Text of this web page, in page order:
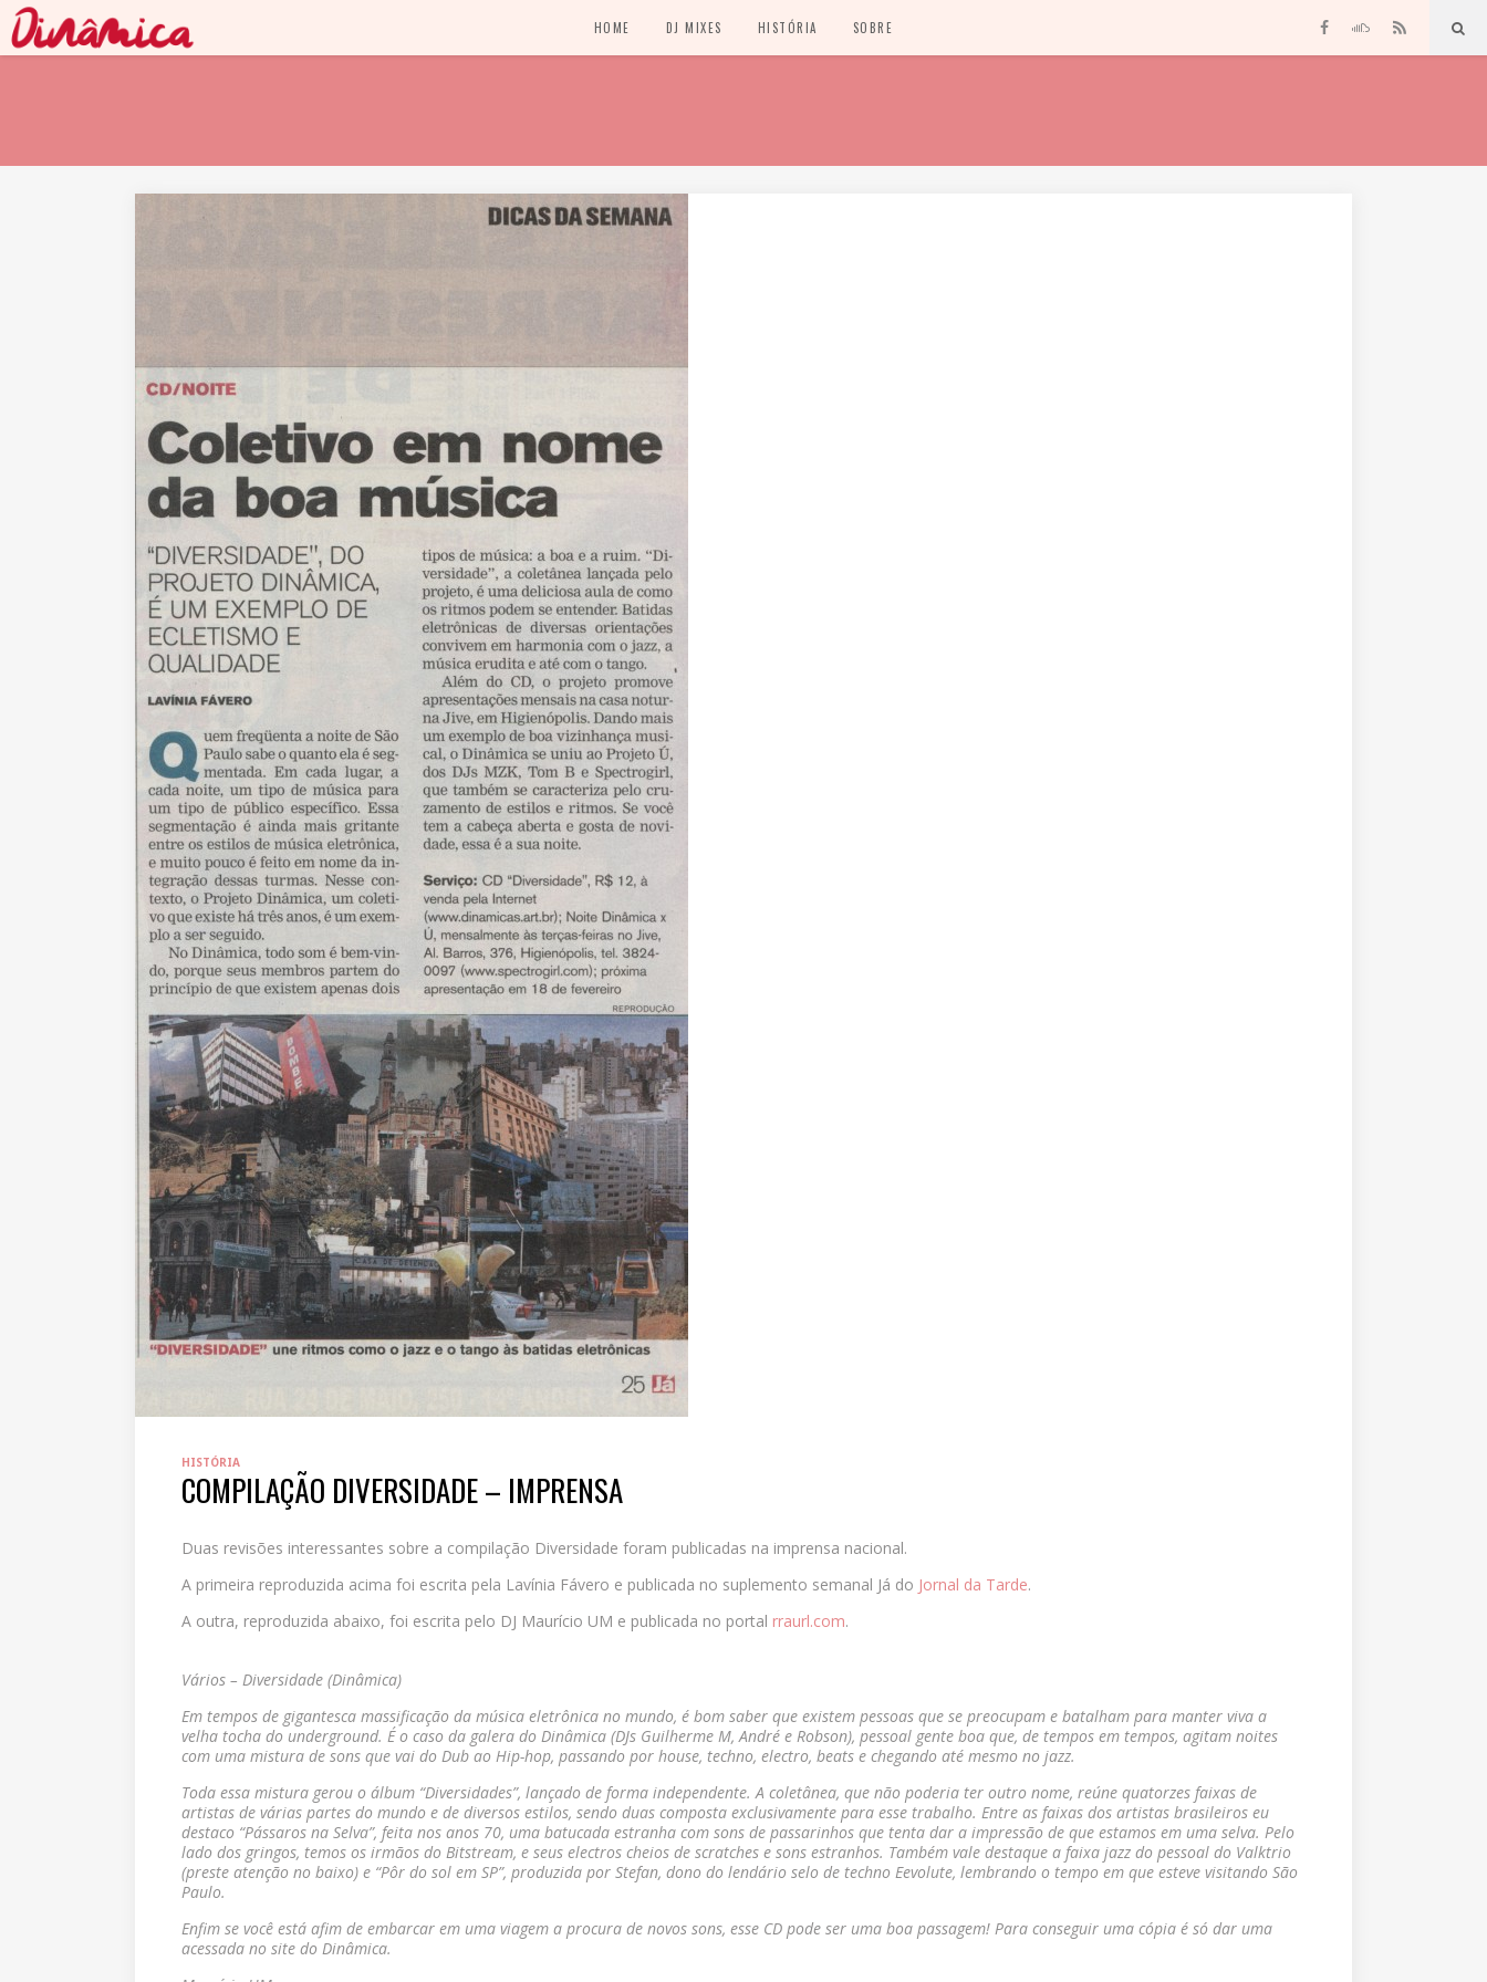
HOME DJ MIXES HISTÓRIA SOBRE
HISTÓRIA
COMPILAÇÃO DIVERSIDADE – IMPRENSA
Duas revisões interessantes sobre a compilação Diversidade foram publicadas na imprensa nacional.
A primeira reproduzida acima foi escrita pela Lavínia Fávero e publicada no suplemento semanal Já do Jornal da Tarde.
A outra, reproduzida abaixo, foi escrita pelo DJ Maurício UM e publicada no portal rraurl.com.
Vários – Diversidade (Dinâmica)
Em tempos de gigantesca massificação da música eletrônica no mundo, é bom saber que existem pessoas que se preocupam e batalham para manter viva a
velha tocha do underground. É o caso da galera do Dinâmica (DJs Guilherme M, André e Robson), pessoal gente boa que, de tempos em tempos, agitam noites
com uma mistura de sons que vai do Dub ao Hip-hop, passando por house, techno, electro, beats e chegando até mesmo no jazz.
Toda essa mistura gerou o álbum “Diversidades”, lançado de forma independente. A coletânea, que não poderia ter outro nome, reúne quatorzes faixas de
artistas de várias partes do mundo e de diversos estilos, sendo duas composta exclusivamente para esse trabalho. Entre as faixas dos artistas brasileiros eu
destaco “Pássaros na Selva”, feita nos anos 70, uma batucada estranha com sons de passarinhos que tenta dar a impressão de que estamos em uma selva. Pelo
lado dos gringos, temos os irmãos do Bitstream, e seus electros cheios de scratches e sons estranhos. Também vale destaque a faixa jazz do pessoal do Valktrio
(preste atenção no baixo) e “Pôr do sol em SP”, produzida por Stefan, dono do lendário selo de techno Eevolute, lembrando o tempo em que esteve visitando São
Paulo.
Enfim se você está afim de embarcar em uma viagem a procura de novos sons, esse CD pode ser uma boa passagem! Para conseguir uma cópia é só dar uma
acessada no site do Dinâmica.